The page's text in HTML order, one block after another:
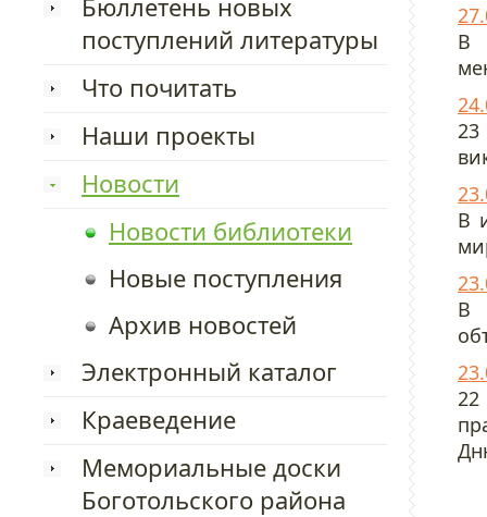
Бюллетень новых
поступлений литературы
Что почитать
Наши проекты
Новости
Новости библиотеки
Новые поступления
Архив новостей
Электронный каталог
Краеведение
Мемориальные доски
Боготольского района
В
В
В